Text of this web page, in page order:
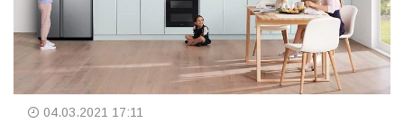
04.03.2021 17:11